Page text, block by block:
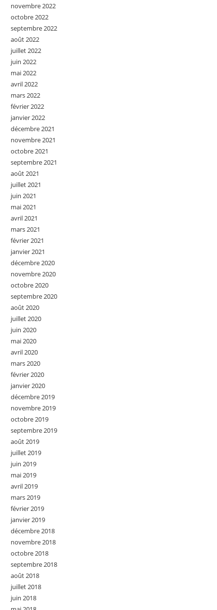
novembre 2022
octobre 2022
septembre 2022
août 2022
juillet 2022
juin 2022
mai 2022
avril 2022
mars 2022
février 2022
janvier 2022
décembre 2021
novembre 2021
octobre 2021
septembre 2021
août 2021
juillet 2021
juin 2021
mai 2021
avril 2021
mars 2021
février 2021
janvier 2021
décembre 2020
novembre 2020
octobre 2020
septembre 2020
août 2020
juillet 2020
juin 2020
mai 2020
avril 2020
mars 2020
février 2020
janvier 2020
décembre 2019
novembre 2019
octobre 2019
septembre 2019
août 2019
juillet 2019
juin 2019
mai 2019
avril 2019
mars 2019
février 2019
janvier 2019
décembre 2018
novembre 2018
octobre 2018
septembre 2018
août 2018
juillet 2018
juin 2018